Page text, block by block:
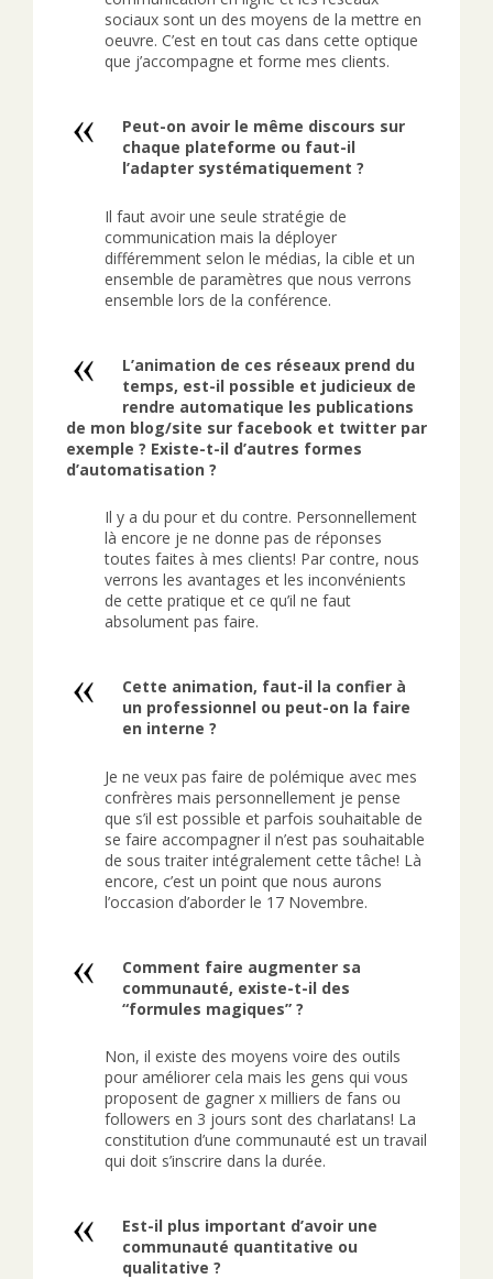
sociaux sont un des moyens de la mettre en
oeuvre. C’est en tout cas dans cette optique
que j’accompagne et forme mes clients.
Peut-on avoir le même discours sur
chaque plateforme ou faut-il
l’adapter systématiquement ?
Il faut avoir une seule stratégie de
communication mais la déployer
différemment selon le médias, la cible et un
ensemble de paramètres que nous verrons
ensemble lors de la conférence.
L’animation de ces réseaux prend du
temps, est-il possible et judicieux de
rendre automatique les publications
de mon blog/site sur facebook et twitter par
exemple ? Existe-t-il d’autres formes
d’automatisation ?
Il y a du pour et du contre. Personnellement
là encore je ne donne pas de réponses
toutes faites à mes clients! Par contre, nous
verrons les avantages et les inconvénients
de cette pratique et ce qu’il ne faut
absolument pas faire.
Cette animation, faut-il la confier à
un professionnel ou peut-on la faire
en interne ?
Je ne veux pas faire de polémique avec mes
confrères mais personnellement je pense
que s’il est possible et parfois souhaitable de
se faire accompagner il n’est pas souhaitable
de sous traiter intégralement cette tâche! Là
encore, c’est un point que nous aurons
l’occasion d’aborder le 17 Novembre.
Comment faire augmenter sa
communauté, existe-t-il des
“formules magiques” ?
Non, il existe des moyens voire des outils
pour améliorer cela mais les gens qui vous
proposent de gagner x milliers de fans ou
followers en 3 jours sont des charlatans! La
constitution d’une communauté est un travail
qui doit s’inscrire dans la durée.
Est-il plus important d’avoir une
communauté quantitative ou
qualitative ?